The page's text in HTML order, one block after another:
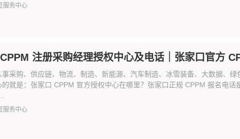
服务中心
注册采购经理授权中心及电话｜张家口官方
采购、供应链、物流、制造、新能源、汽车制造、冰雪装备、大数据、
的就是：张家口 CPPM 官方授权中心在哪里？张家口正规 CPPM 报名电
服务中心